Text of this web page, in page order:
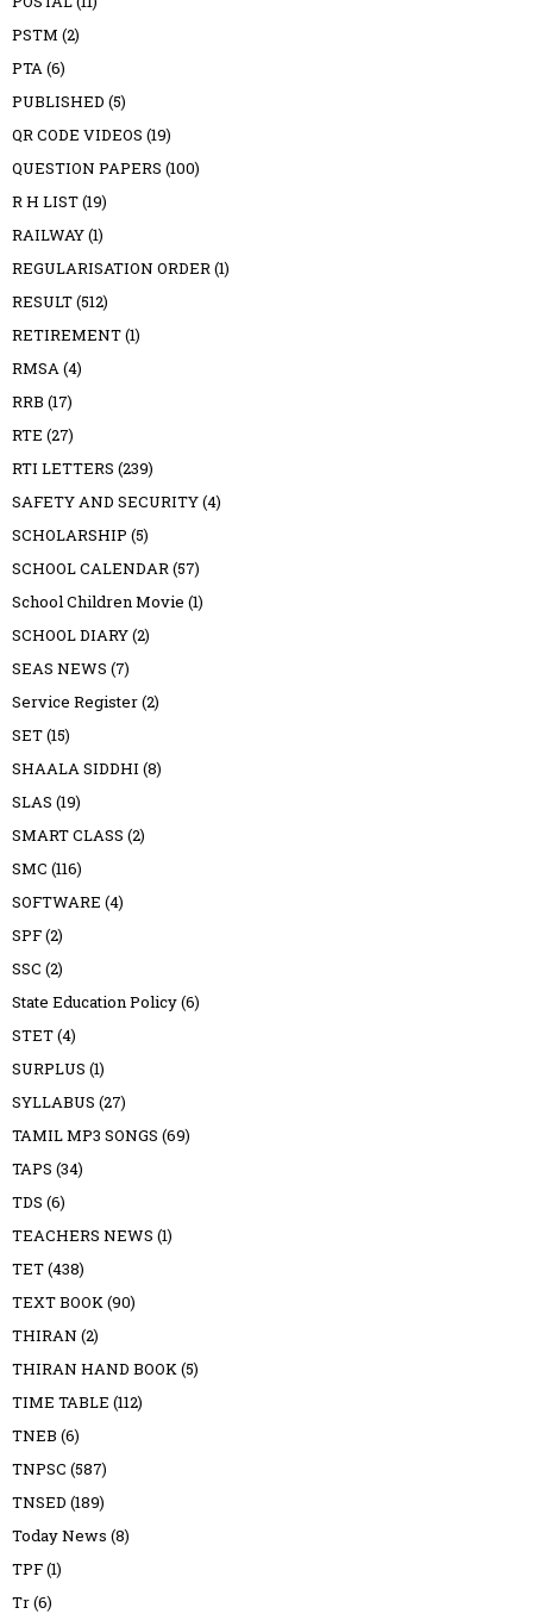
PSTM (2)
PTA(6)
PUBLISHED (5)
QR CODE VIDEOS (19)
QUESTION PAPERS (100)
R H LIST(19)
RAILWAY(1)
REGULARISATION ORDER(1)
RESULT(512)
RETIREMENT(1)
RMSA(4)
RRB (17)
RTE (27)
RTI LETTERS (239)
SAFETY AND SECURITY(4)
SCHOLARSHIP (5)
SCHOOL CALENDAR(57)
School Children Movie (1)
SCHOOL DIARY(2)
SEAS NEWS (7)
Service Register(2)
SET(15)
SHAALA SIDDHI (8)
SLAS (19)
SMART CLASS (2)
SMC (116)
SOFTWARE (4)
SPF(2)
SSC (2)
State Education Policy(6)
STET(4)
SURPLUS (1)
SYLLABUS (27)
TAMIL MP3 SONGS (69)
TAPS (34)
TDS (6)
TEACHERS NEWS (1)
TET(438)
TEXT BOOK(90)
THIRAN (2)
THIRAN HAND BOOK(5)
TIME TABLE (112)
TNEB (6)
TNPSC (587)
TNSED (189)
Today News (8)
TPF(1)
Tr(6)